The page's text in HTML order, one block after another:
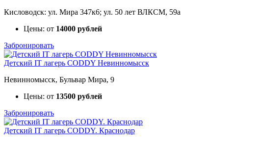
Кисловодск: ул. Мира 347к6; ул. 50 лет ВЛКСМ, 59а
Цены: от 14000 рублей
Забронировать
Детский IT лагерь CODDY Невинномысск
Невинномысск, Бульвар Мира, 9
Цены: от 13500 рублей
Забронировать
Детский IT лагерь CODDY. Краснодар